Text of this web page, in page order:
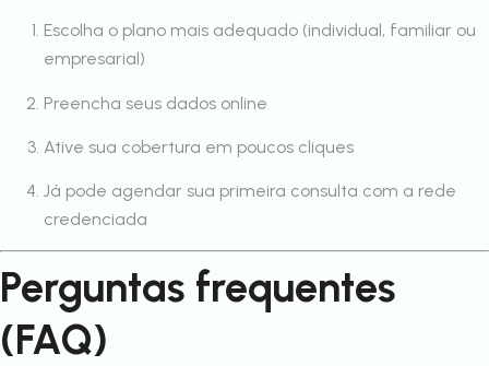
Escolha o plano mais adequado (individual, familiar ou
empresarial)
Preencha seus dados online
Ative sua cobertura em poucos cliques
Já pode agendar sua primeira consulta com a rede
credenciada
Perguntas frequentes
(FAQ)